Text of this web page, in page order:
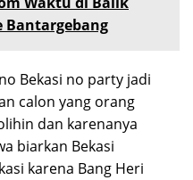
Bantargebang
Bekasi no party jadi
calon yang orang
dan karenanya
biarkan Bekasi
karena Bang Heri